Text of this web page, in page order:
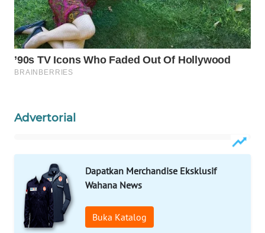
Advertorial
Dapatkan Merchandise Eksklusif
Wahana News
Buka Katalog
WALINKI
ID
MAWAKA
ID
NET
MKLI
LPKKI